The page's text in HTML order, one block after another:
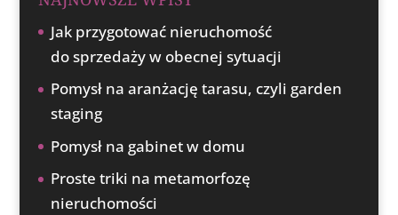
Jak przygotować nieruchomość
do sprzedaży w obecnej sytuacji
Pomysł na aranżację tarasu, czyli garden
staging
Pomysł na gabinet w domu
Proste triki na metamorfozę
nieruchomości